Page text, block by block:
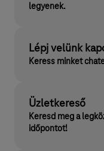
legyenek.
Lépj velünk
Keress minket
Üzletkereső
Keresd meg a
időpontot!